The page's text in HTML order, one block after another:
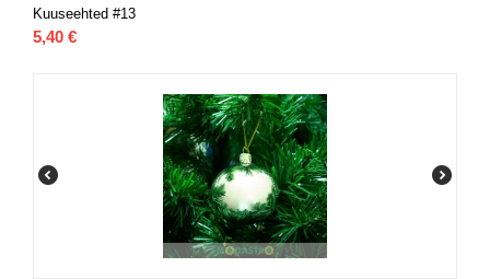
Kuuseehted #13
5,40 €